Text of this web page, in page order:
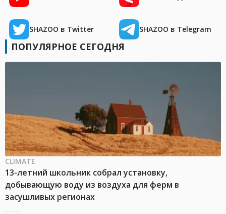
SHAZOO в Twitter SHAZOO в Telegram
ПОПУЛЯРНОЕ СЕГОДНЯ
CLIMATE
13-летний школьник собрал установку,
добывающую воду из воздуха для ферм в
засушливых регионах